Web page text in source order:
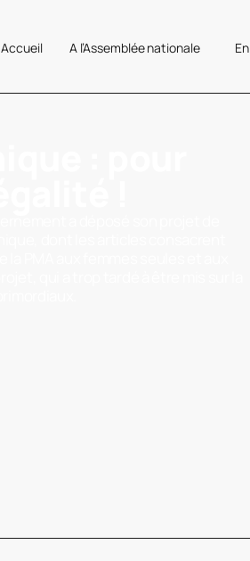
Accueil A l’Assemblée nationale